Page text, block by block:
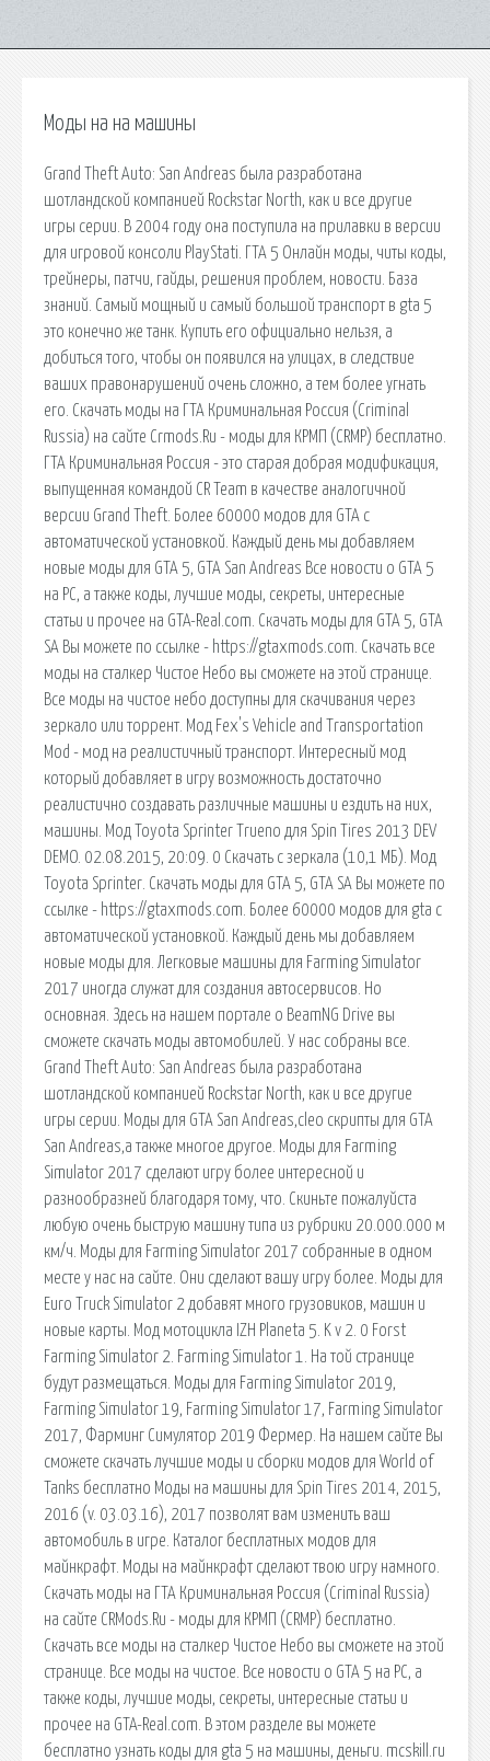
Моды на на машины
Grand Theft Auto: San Andreas была разработана
шотландской компанией Rockstar North, как и все другие
игры серии. В 2004 году она поступила на прилавки в версии
для игровой консоли PlayStati. ГТА 5 Онлайн моды, читы коды,
трейнеры, патчи, гайды, решения проблем, новости. База
знаний. Самый мощный и самый большой транспорт в gta 5
это конечно же танк. Купить его официально нельзя, а
добиться того, чтобы он появился на улицах, в следствие
ваших правонарушений очень сложно, а тем более угнать
его. Скачать моды на ГТА Криминальная Россия (Criminal
Russia) на сайте Crmods.Ru - моды для КРМП (CRMP) бесплатно.
ГТА Криминальная Россия - это старая добрая модификация,
выпущенная командой CR Team в качестве аналогичной
версии Grand Theft. Более 60000 модов для GTA с
автоматической установкой. Каждый день мы добавляем
новые моды для GTA 5, GTA San Andreas Все новости о GTA 5
на PC, а также коды, лучшие моды, секреты, интересные
статьи и прочее на GTA-Real.com. Скачать моды для GTA 5, GTA
SA Вы можете по ссылке - https://gtaxmods.com. Скачать все
моды на сталкер Чистое Небо вы сможете на этой странице.
Все моды на чистое небо доступны для скачивания через
зеркало или торрент. Мод Fex's Vehicle and Transportation
Mod - мод на реалистичный транспорт. Интересный мод
который добавляет в игру возможность достаточно
реалистично создавать различные машины и ездить на них,
машины. Мод Toyota Sprinter Trueno для Spin Tires 2013 DEV
DEMO. 02.08.2015, 20:09. 0 Скачать с зеркала (10,1 МБ). Мод
Toyota Sprinter. Скачать моды для GTA 5, GTA SA Вы можете по
ссылке - https://gtaxmods.com. Более 60000 модов для gta с
автоматической установкой. Каждый день мы добавляем
новые моды для. Легковые машины для Farming Simulator
2017 иногда служат для создания автосервисов. Но
основная. Здесь на нашем портале о BeamNG Drive вы
сможете скачать моды автомобилей. У нас собраны все.
Grand Theft Auto: San Andreas была разработана
шотландской компанией Rockstar North, как и все другие
игры серии. Моды для GTA San Andreas,cleo скрипты для GTA
San Andreas,а также многое другое. Моды для Farming
Simulator 2017 сделают игру более интересной и
разнообразней благодаря тому, что. Скиньте пожалуйста
любую очень быструю машину типа из рубрики 20.000.000 м
км/ч. Моды для Farming Simulator 2017 собранные в одном
месте у нас на сайте. Они сделают вашу игру более. Моды для
Euro Truck Simulator 2 добавят много грузовиков, машин и
новые карты. Мод мотоцикла IZH Planeta 5. K v 2. 0 Forst
Farming Simulator 2. Farming Simulator 1. На той странице
будут размещаться. Моды для Farming Simulator 2019,
Farming Simulator 19, Farming Simulator 17, Farming Simulator
2017, Фарминг Симулятор 2019 Фермер. На нашем сайте Вы
сможете скачать лучшие моды и сборки модов для World of
Tanks бесплатно Моды на машины для Spin Tires 2014, 2015,
2016 (v. 03.03.16), 2017 позволят вам изменить ваш
автомобиль в игре. Каталог бесплатных модов для
майнкрафт. Моды на майнкрафт сделают твою игру намного.
Скачать моды на ГТА Криминальная Россия (Criminal Russia)
на сайте CRMods.Ru - моды для КРМП (CRMP) бесплатно.
Скачать все моды на сталкер Чистое Небо вы сможете на этой
странице. Все моды на чистое. Все новости о GTA 5 на PC, а
также коды, лучшие моды, секреты, интересные статьи и
прочее на GTA-Real.com. В этом разделе вы можете
бесплатно узнать коды для gta 5 на машины, деньги. mcskill.ru